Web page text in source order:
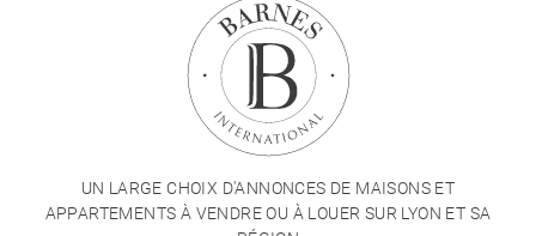
UN LARGE CHOIX D'ANNONCES DE MAISONS ET
APPARTEMENTS À VENDRE OU À LOUER SUR LYON ET SA